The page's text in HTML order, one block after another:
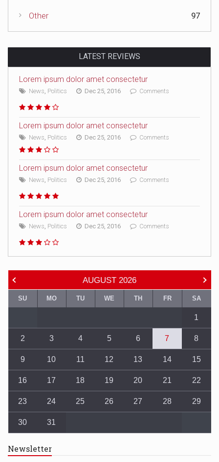
Other 97
LATEST REVIEWS
Lorem ipsum dolor amet consectetur
News Politics Dec 25, 2016 Comments
Lorem ipsum dolor amet consectetur
News Politics Dec 25, 2016 Comments
Lorem ipsum dolor amet consectetur
News Politics Dec 25, 2016 Comments
Lorem ipsum dolor amet consectetur
News Politics Dec 25, 2016 Comments
AUGUST 2026
SU MO TU WE TH FR SA
1
2 3 4 5 6 7 8
9 10 11 12 13 14 15
16 17 18 19 20 21 22
23 24 25 26 27 28 29
30 31
Newsletter